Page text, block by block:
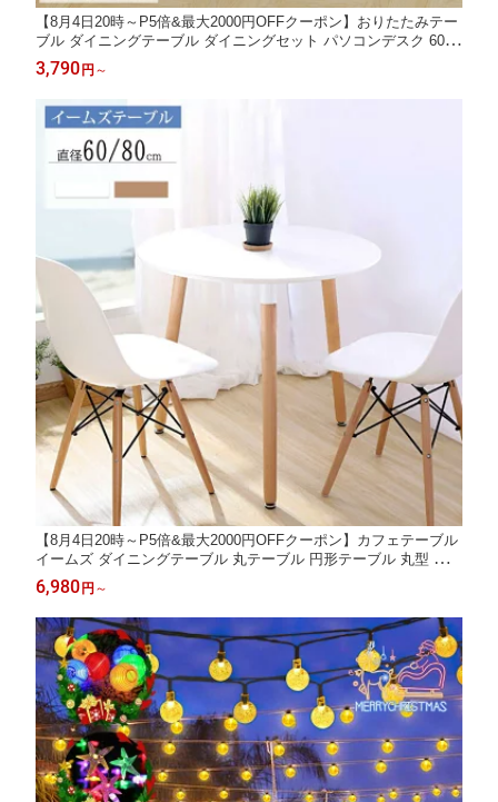
【8月4日20時～P5倍&最大2000円OFFクーポン】おりたたみテー
ブル ダイニングテーブル ダイニングセット パソコンデスク 60×6
0 80×80×74cm 折りたたみデスク 完成品 組み立て不要 作業台 食
卓 リビングテーブル
3,790 円 ～
【8月4日20時～P5倍&最大2000円OFFクーポン】カフェテーブル
イームズ ダイニングテーブル 丸テーブル 円形テーブル 丸型 食卓
北欧 無垢 木製 シンプル ホワイト 白 ナチュラル 一人暮らし 直径
約60×高さ約70cm 直径約80×高さ約75cm
6,980 円 ～